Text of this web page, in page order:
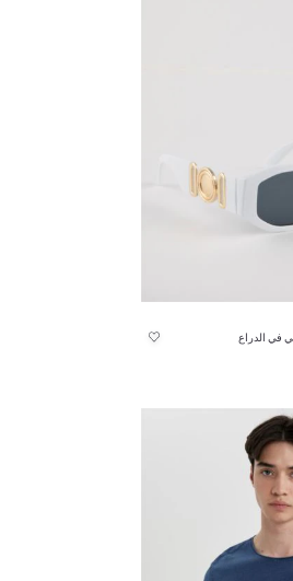
في الدراع